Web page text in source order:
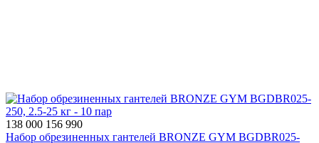
138 000 156 990
Набор обрезиненных гантелей BRONZE GYM BGDBR025-